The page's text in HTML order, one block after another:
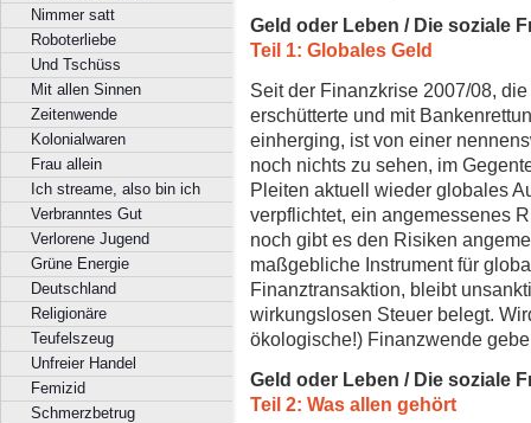
Nimmer satt
Roboterliebe
Und Tschüss
Mit allen Sinnen
Zeitenwende
Kolonialwaren
Frau allein
Ich streame, also bin ich
Verbranntes Gut
Verlorene Jugend
Grüne Energie
Deutschland
Religionäre
Teufelszeug
Unfreier Handel
Femizid
Schmerzbetrug
Geld oder Leben / Die soziale
Teil 1: Globales Geld
Seit der Finanzkrise 2007/08,
erschütterte und mit
einherging, ist von einer
noch nichts zu sehen, im
Pleiten aktuell wieder globales
verpflichtet, ein angemessenes
noch gibt es den Risiken
maßgebliche Instrument für
Finanztransaktion, bleibt
wirkungslosen Steuer belegt.
ökologische!) Finanzwende
Geld oder Leben / Die soziale
Teil 2: Was allen gehört